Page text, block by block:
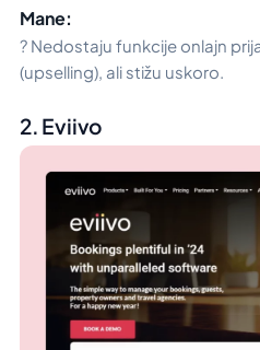
Mane:
? Nedostaju funkcije onlajn
(upselling), ali stižu uskoro.
2. Eviivo